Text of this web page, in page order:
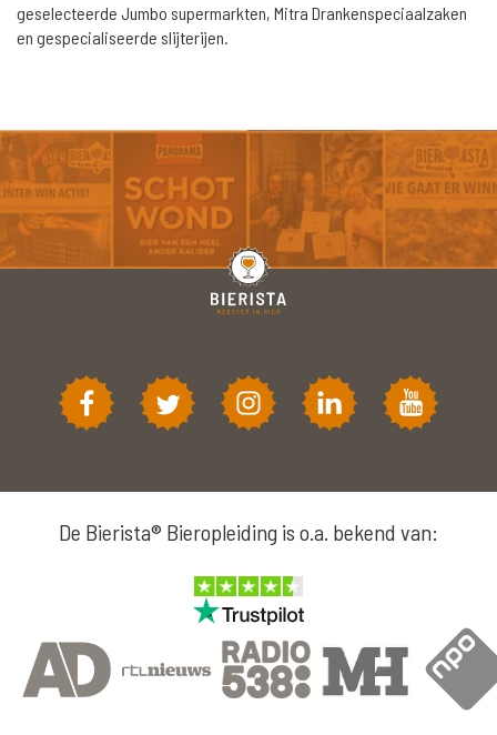
geselecteerde Jumbo supermarkten, Mitra Drankenspeciaalzaken
en gespecialiseerde slijterijen.
De Bierista® Bieropleiding is o.a. bekend van: